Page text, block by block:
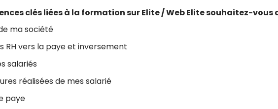
clés liées à la formation sur Elite / Web Elite souhaitez-
ma société
RH vers la paye et inversement
salariés
réalisées de mes salarié
paye